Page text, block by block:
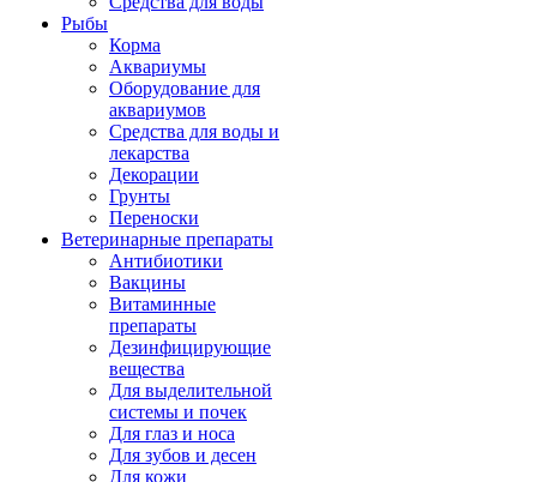
Рыбы
Корма
Аквариумы
Оборудование для
аквариумов
Средства для воды и
лекарства
Декорации
Грунты
Переноски
Ветеринарные препараты
Антибиотики
Вакцины
Витаминные
препараты
Дезинфицирующие
вещества
Для выделительной
системы и почек
Для глаз и носа
Для зубов и десен
Для кожи